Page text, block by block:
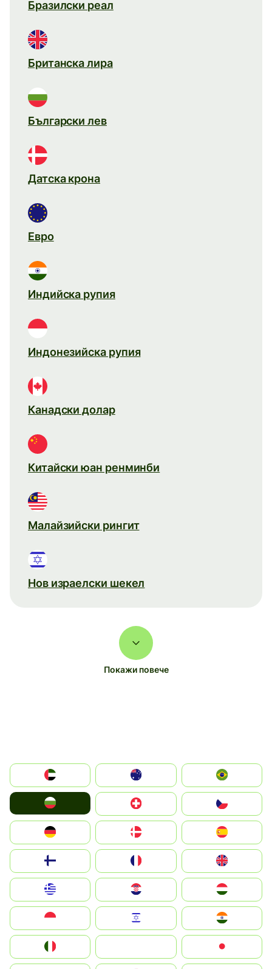
Бразилски реал
Британска лира
Български лев
Датска крона
Евро
Индийска рупия
Индонезийска рупия
Канадски долар
Китайски юан ренминби
Малайзийски рингит
Нов израелски шекел
Покажи повече
الإمارات العربية المتحدة
Switzerland
Deutschland
United Kingdom
Magyarország